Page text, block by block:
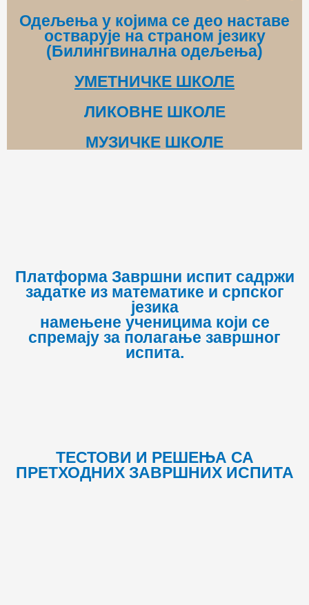
Одељења у којима се део наставе
остварује на страном језику
(Билингвинална одељења)
УМЕТНИЧКЕ ШКОЛЕ
ЛИКОВНЕ ШКОЛЕ
МУЗИЧКЕ ШКОЛЕ
Платформа Завршни испит садржи
задатке из математике и српског
језика
намењене ученицима који се
спремају за полагање завршног
испита.
ТЕСТОВИ И РЕШЕЊА СА
ПРЕТХОДНИХ ЗАВРШНИХ ИСПИТА